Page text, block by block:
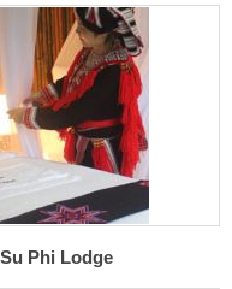
Phi Lodge